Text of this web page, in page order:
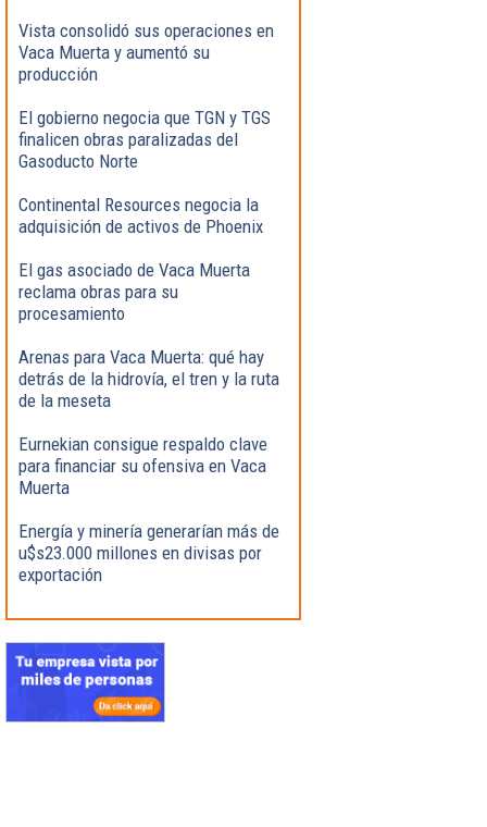
Vista consolidó sus operaciones en
Vaca Muerta y aumentó su
producción
El gobierno negocia que TGN y TGS
finalicen obras paralizadas del
Gasoducto Norte
Continental Resources negocia la
adquisición de activos de Phoenix
El gas asociado de Vaca Muerta
reclama obras para su
procesamiento
Arenas para Vaca Muerta: qué hay
detrás de la hidrovía, el tren y la ruta
de la meseta
Eurnekian consigue respaldo clave
para financiar su ofensiva en Vaca
Muerta
Energía y minería generarían más de
u$s23.000 millones en divisas por
exportación